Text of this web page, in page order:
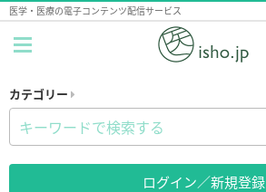
医学・医療の電子コンテンツ配信サービス
カテゴリー
ログイン／新規登録